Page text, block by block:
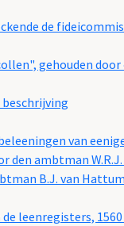
de
gehouden door
beschrijving
van
den ambtman
B.J. van
leenregisters, 1560